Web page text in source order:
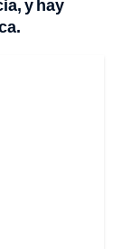
y hay